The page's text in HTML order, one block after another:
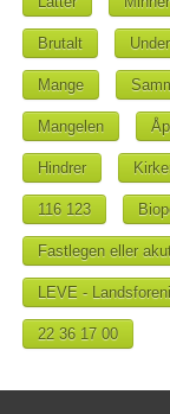
Brutalt
Mange
Mangelen
Hindrer
116 123
Fastlegen eller
LEVE -
22 36 17 00